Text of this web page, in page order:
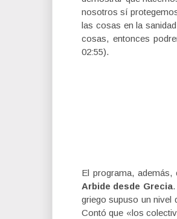
nosotros sí
las cosas en la
cosas, entonces
02:55).
El programa,
Arbide desde Grecia
griego supuso un nivel
Contó que «los